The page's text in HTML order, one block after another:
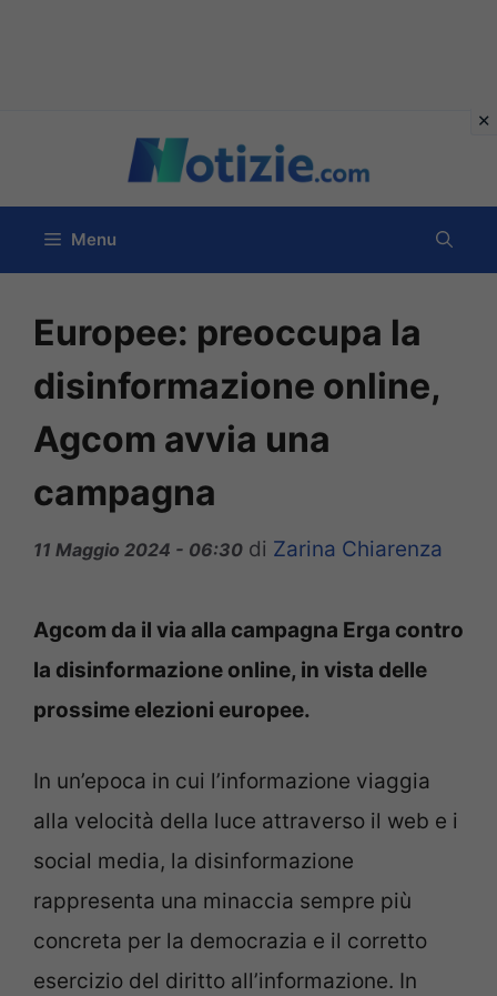
contenuto
Menu
Europee: preoccupa la
disinformazione online,
Agcom avvia una
campagna
11 Maggio 2024 - 06:30 di Zarina Chiarenza
Agcom da il via alla campagna Erga contro
la disinformazione online, in vista delle
prossime elezioni europee.
In un’epoca in cui l’informazione viaggia
alla velocità della luce attraverso il web e i
social media, la disinformazione
rappresenta una minaccia sempre più
concreta per la democrazia e il corretto
esercizio del diritto all’informazione. In